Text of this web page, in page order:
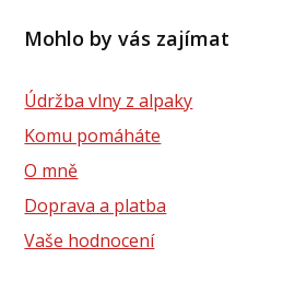
Mohlo by vás zajímat
Údržba vlny z alpaky
Komu pomáháte
O mně
Doprava a platba
Vaše hodnocení